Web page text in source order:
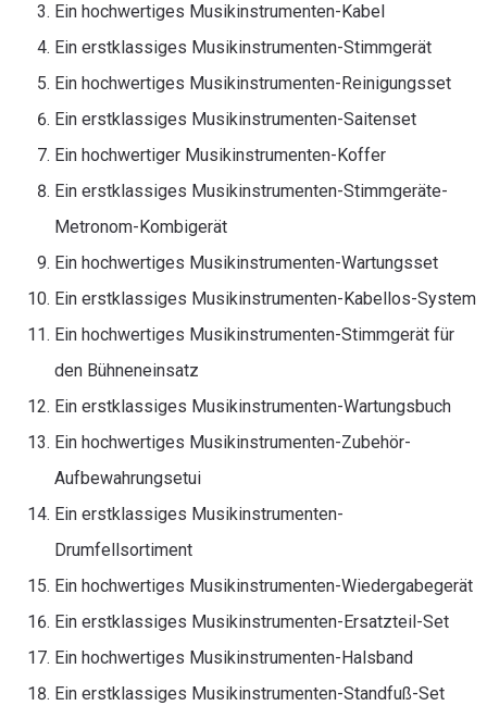
Ein hochwertiges Musikinstrumenten-Kabel
Ein erstklassiges Musikinstrumenten-Stimmgerät
Ein hochwertiges Musikinstrumenten-Reinigungsset
Ein erstklassiges Musikinstrumenten-Saitenset
Ein hochwertiger Musikinstrumenten-Koffer
Ein erstklassiges Musikinstrumenten-Stimmgeräte-
Metronom-Kombigerät
Ein hochwertiges Musikinstrumenten-Wartungsset
Ein erstklassiges Musikinstrumenten-Kabellos-System
Ein hochwertiges Musikinstrumenten-Stimmgerät für
den Bühneneinsatz
Ein erstklassiges Musikinstrumenten-Wartungsbuch
Ein hochwertiges Musikinstrumenten-Zubehör-
Aufbewahrungsetui
Ein erstklassiges Musikinstrumenten-
Drumfellsortiment
Ein hochwertiges Musikinstrumenten-Wiedergabegerät
Ein erstklassiges Musikinstrumenten-Ersatzteil-Set
Ein hochwertiges Musikinstrumenten-Halsband
Ein erstklassiges Musikinstrumenten-Standfuß-Set